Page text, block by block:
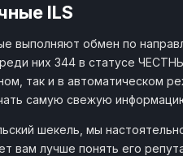
ILS
выполняют обмен по
них 344 в статусе
так и в автоматическом
самую свежую
шекель, мы
вам лучше понять его